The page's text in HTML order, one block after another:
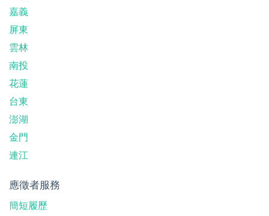
嘉義
屏東
雲林
南投
花蓮
台東
澎湖
金門
連江
應徵者服務
簡短履歷